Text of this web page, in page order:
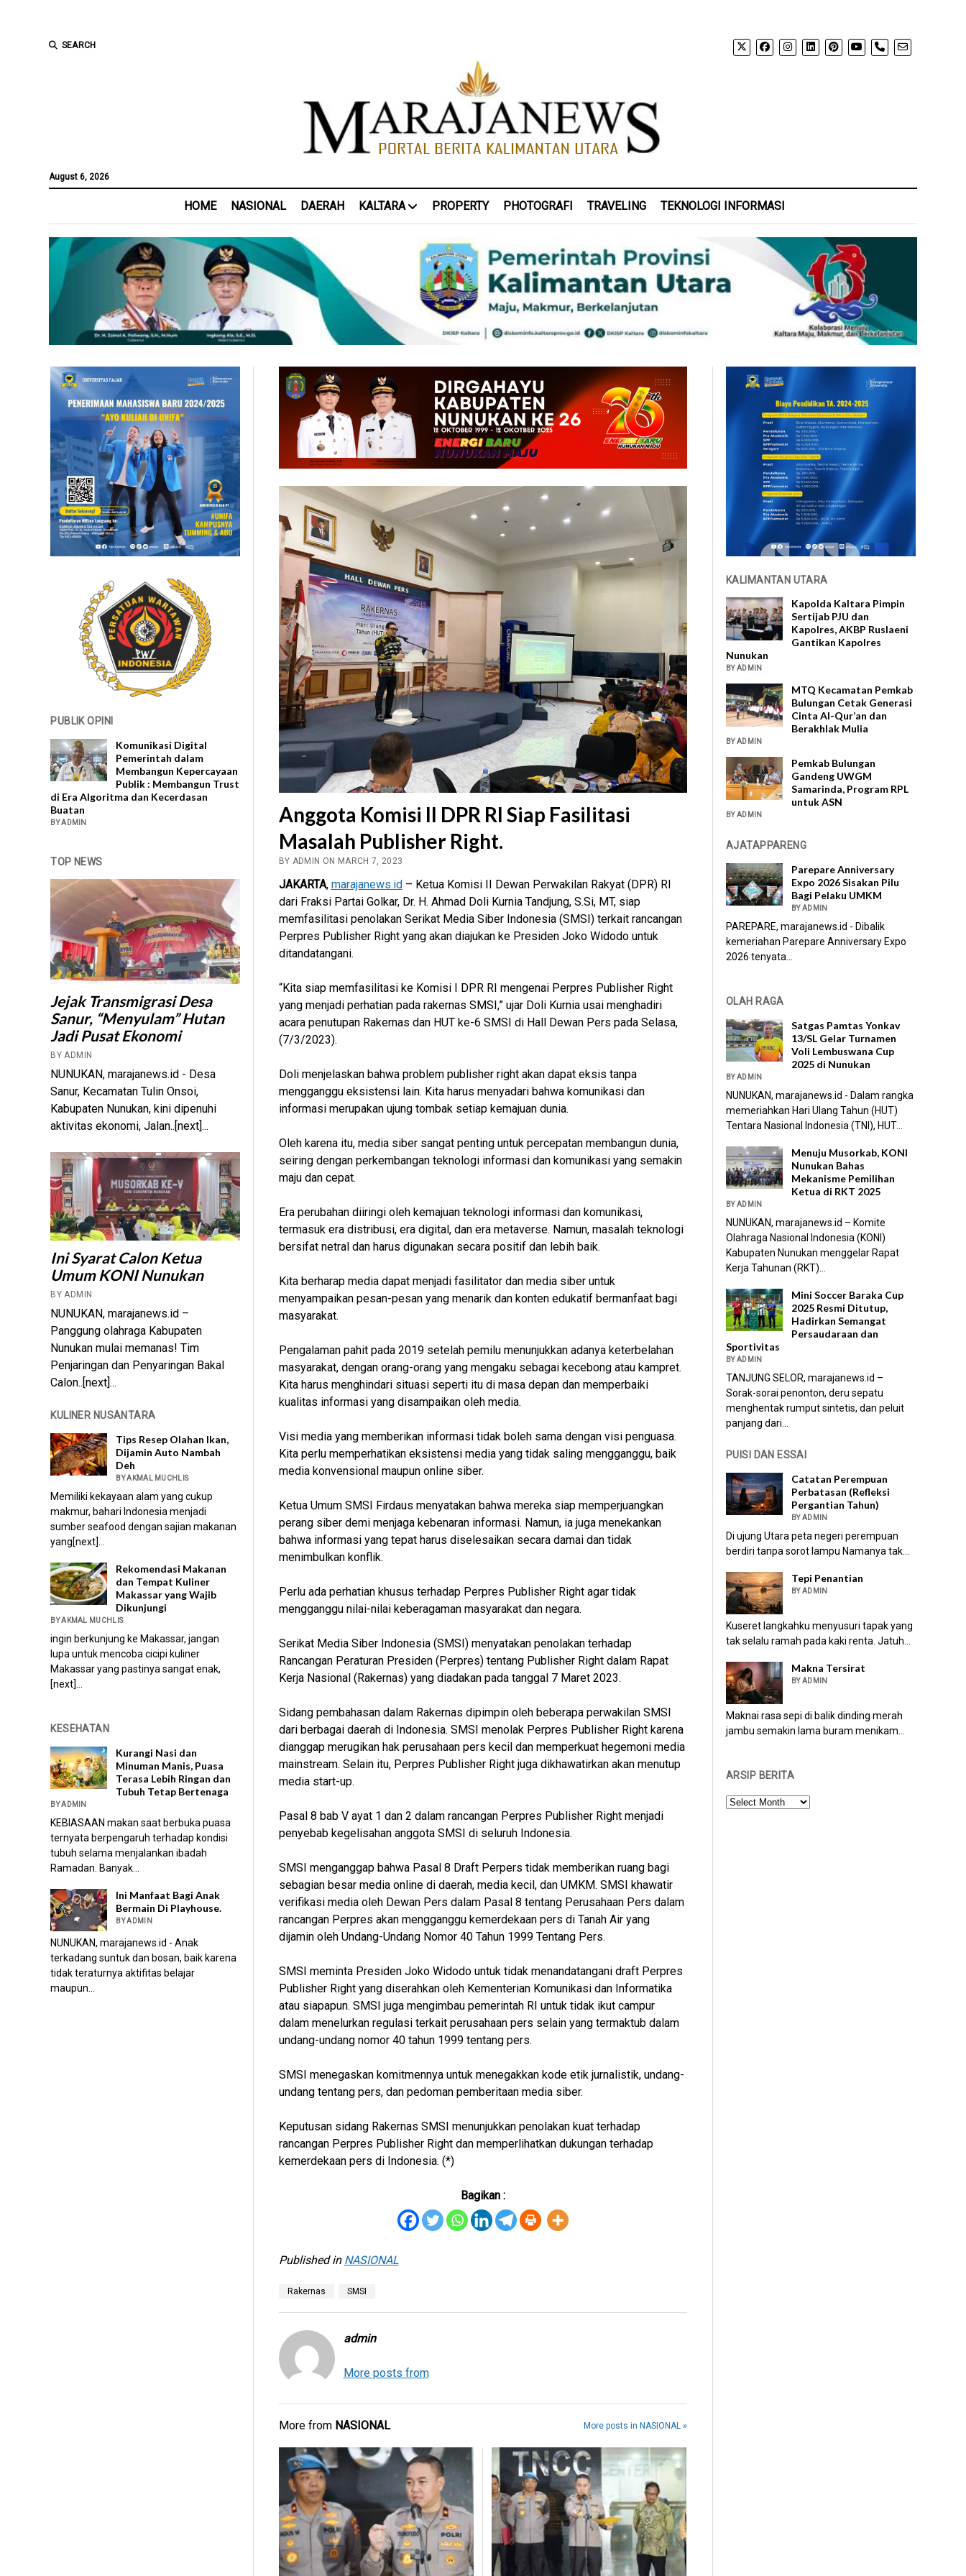
SEARCH phone
August 6, 2026
HOME NASIONAL DAERAH KALTARA PROPERTY PHOTOGRAFI TRAVELING TEKNOLOGI INFORMASI
PUBLIK OPINI
Komunikasi Digital
Pemerintah dalam
Membangun Kepercayaan
Publik : Membangun Trust
di Era Algoritma dan Kecerdasan
Buatan
BY ADMIN
TOP NEWS
Jejak Transmigrasi Desa
Sanur, “Menyulam” Hutan
Jadi Pusat Ekonomi
BY ADMIN
NUNUKAN, marajanews.id - Desa
Sanur, Kecamatan Tulin Onsoi,
Kabupaten Nunukan, kini dipenuhi
aktivitas ekonomi, Jalan..[next]...
Ini Syarat Calon Ketua
Umum KONI Nunukan
BY ADMIN
NUNUKAN, marajanews.id –
Panggung olahraga Kabupaten
Nunukan mulai memanas! Tim
Penjaringan dan Penyaringan Bakal
Calon..[next]...
KULINER NUSANTARA
Tips Resep Olahan Ikan,
Dijamin Auto Nambah
Deh
BY AKMAL MUCHLIS
Memiliki kekayaan alam yang cukup
makmur, bahari Indonesia menjadi
sumber seafood dengan sajian makanan
yang[next]...
Rekomendasi Makanan
dan Tempat Kuliner
Makassar yang Wajib
Dikunjungi
BY AKMAL MUCHLIS
ingin berkunjung ke Makassar, jangan
lupa untuk mencoba cicipi kuliner
Makassar yang pastinya sangat enak,
[next]...
KESEHATAN
Kurangi Nasi dan
Minuman Manis, Puasa
Terasa Lebih Ringan dan
Tubuh Tetap Bertenaga
BY ADMIN
KEBIASAAN makan saat berbuka puasa
ternyata berpengaruh terhadap kondisi
tubuh selama menjalankan ibadah
Ramadan. Banyak...
Ini Manfaat Bagi Anak
Bermain Di Playhouse.
BY ADMIN
NUNUKAN, marajanews.id - Anak
terkadang suntuk dan bosan, baik karena
tidak teraturnya aktifitas belajar
maupun...
Anggota Komisi II DPR RI Siap Fasilitasi
Masalah Publisher Right.
BY ADMIN ON MARCH 7, 2023
JAKARTA, marajanews.id– Ketua Komisi II Dewan Perwakilan Rakyat (DPR) RI
dari Fraksi Partai Golkar, Dr. H. Ahmad Doli Kurnia Tandjung, S.Si, MT, siap
memfasilitasi penolakan Serikat Media Siber Indonesia (SMSI) terkait rancangan
Perpres Publisher Right yang akan diajukan ke Presiden Joko Widodo untuk
ditandatangani.
“Kita siap memfasilitasi ke Komisi I DPR RI mengenai Perpres Publisher Right
yang menjadi perhatian pada rakernas SMSI,” ujar Doli Kurnia usai menghadiri
acara penutupan Rakernas dan HUT ke-6 SMSI di Hall Dewan Pers pada Selasa,
(7/3/2023).
Doli menjelaskan bahwa problem publisher right akan dapat eksis tanpa
mengganggu eksistensi lain. Kita harus menyadari bahwa komunikasi dan
informasi merupakan ujung tombak setiap kemajuan dunia.
Oleh karena itu, media siber sangat penting untuk percepatan membangun dunia,
seiring dengan perkembangan teknologi informasi dan komunikasi yang semakin
maju dan cepat.
Era perubahan diiringi oleh kemajuan teknologi informasi dan komunikasi,
termasuk era distribusi, era digital, dan era metaverse. Namun, masalah teknologi
bersifat netral dan harus digunakan secara positif dan lebih baik.
Kita berharap media dapat menjadi fasilitator dan media siber untuk
menyampaikan pesan-pesan yang menarik dan konten edukatif bermanfaat bagi
masyarakat.
Pengalaman pahit pada 2019 setelah pemilu menunjukkan adanya keterbelahan
masyarakat, dengan orang-orang yang mengaku sebagai kecebong atau kampret.
Kita harus menghindari situasi seperti itu di masa depan dan memperbaiki
kualitas informasi yang disampaikan oleh media.
Visi media yang memberikan informasi tidak boleh sama dengan visi penguasa.
Kita perlu memperhatikan eksistensi media yang tidak saling mengganggu, baik
media konvensional maupun online siber.
Ketua Umum SMSI Firdaus menyatakan bahwa mereka siap memperjuangkan
perang siber demi menjaga kebenaran informasi. Namun, ia juga menekankan
bahwa informasi yang tepat harus diselesaikan secara damai dan tidak
menimbulkan konflik.
Perlu ada perhatian khusus terhadap Perpres Publisher Right agar tidak
mengganggu nilai-nilai keberagaman masyarakat dan negara.
Serikat Media Siber Indonesia (SMSI) menyatakan penolakan terhadap
Rancangan Peraturan Presiden (Perpres) tentang Publisher Right dalam Rapat
Kerja Nasional (Rakernas) yang diadakan pada tanggal 7 Maret 2023.
Sidang pembahasan dalam Rakernas dipimpin oleh beberapa perwakilan SMSI
dari berbagai daerah di Indonesia. SMSI menolak Perpres Publisher Right karena
dianggap merugikan hak perusahaan pers kecil dan memperkuat hegemoni media
mainstream. Selain itu, Perpres Publisher Right juga dikhawatirkan akan menutup
media start-up.
Pasal 8 bab V ayat 1 dan 2 dalam rancangan Perpres Publisher Right menjadi
penyebab kegelisahan anggota SMSI di seluruh Indonesia.
SMSI menganggap bahwa Pasal 8 Draft Perpers tidak memberikan ruang bagi
sebagian besar media online di daerah, media kecil, dan UMKM. SMSI khawatir
verifikasi media oleh Dewan Pers dalam Pasal 8 tentang Perusahaan Pers dalam
rancangan Perpres akan mengganggu kemerdekaan pers di Tanah Air yang
dijamin oleh Undang-Undang Nomor 40 Tahun 1999 Tentang Pers.
SMSI meminta Presiden Joko Widodo untuk tidak menandatangani draft Perpres
Publisher Right yang diserahkan oleh Kementerian Komunikasi dan Informatika
atau siapapun. SMSI juga mengimbau pemerintah RI untuk tidak ikut campur
dalam menelurkan regulasi terkait perusahaan pers selain yang termaktub dalam
undang-undang nomor 40 tahun 1999 tentang pers.
SMSI menegaskan komitmennya untuk menegakkan kode etik jurnalistik, undang-
undang tentang pers, dan pedoman pemberitaan media siber.
Keputusan sidang Rakernas SMSI menunjukkan penolakan kuat terhadap
rancangan Perpres Publisher Right dan memperlihatkan dukungan terhadap
kemerdekaan pers di Indonesia. (*)
Bagikan :
Published in NASIONAL
Rakernas SMSI
admin
More posts from
More from NASIONAL More posts in NASIONAL »
KALIMANTAN UTARA
Kapolda Kaltara Pimpin
Sertijab PJU dan
Kapolres, AKBP Ruslaeni
Gantikan Kapolres
Nunukan
BY ADMIN
MTQ Kecamatan Pemkab
Bulungan Cetak Generasi
Cinta Al-Qur’an dan
Berakhlak Mulia
BY ADMIN
Pemkab Bulungan
Gandeng UWGM
Samarinda, Program RPL
untuk ASN
BY ADMIN
AJATAPPARENG
Parepare Anniversary
Expo 2026 Sisakan Pilu
Bagi Pelaku UMKM
BY ADMIN
PAREPARE, marajanews.id - Dibalik
kemeriahan Parepare Anniversary Expo
2026 tenyata...
OLAH RAGA
Satgas Pamtas Yonkav
13/SL Gelar Turnamen
Voli Lembuswana Cup
2025 di Nunukan
BY ADMIN
NUNUKAN, marajanews.id - Dalam rangka
memeriahkan Hari Ulang Tahun (HUT)
Tentara Nasional Indonesia (TNI), HUT...
Menuju Musorkab, KONI
Nunukan Bahas
Mekanisme Pemilihan
Ketua di RKT 2025
BY ADMIN
NUNUKAN, marajanews.id – Komite
Olahraga Nasional Indonesia (KONI)
Kabupaten Nunukan menggelar Rapat
Kerja Tahunan (RKT)...
Mini Soccer Baraka Cup
2025 Resmi Ditutup,
Hadirkan Semangat
Persaudaraan dan
Sportivitas
BY ADMIN
TANJUNG SELOR, marajanews.id –
Sorak-sorai penonton, deru sepatu
menghentak rumput sintetis, dan peluit
panjang dari...
PUISI DAN ESSAI
Catatan Perempuan
Perbatasan (Refleksi
Pergantian Tahun)
BY ADMIN
Di ujung Utara peta negeri perempuan
berdiri tanpa sorot lampu Namanya tak...
Tepi Penantian
BY ADMIN
Kuseret langkahku menyusuri tapak yang
tak selalu ramah pada kaki renta. Jatuh...
Makna Tersirat
BY ADMIN
Maknai rasa sepi di balik dinding merah
jambu semakin lama buram menikam...
ARSIP BERITA
ARSIP